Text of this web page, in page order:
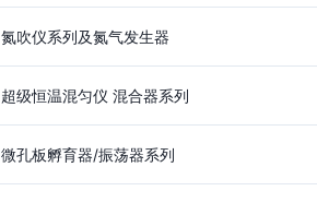
氮吹仪系列及氮气发生器
超级恒温混匀仪 混合器系列
微孔板孵育器/振荡器系列